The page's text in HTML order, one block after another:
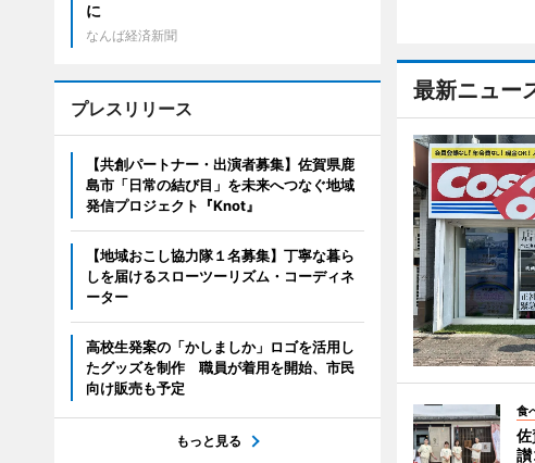
最新ニュー
食
佐
に
なんば経済新聞
プレスリリース
【共創パートナー・出演者募集】佐賀県鹿
島市「日常の結び目」を未来へつなぐ地域
発信プロジェクト『Knot』
【地域おこし協力隊１名募集】丁寧な暮ら
しを届けるスローツーリズム・コーディネ
ーター
高校生発案の「かしましか」ロゴを活用し
たグッズを制作 職員が着用を開始、市民
向け販売も予定
もっと見る